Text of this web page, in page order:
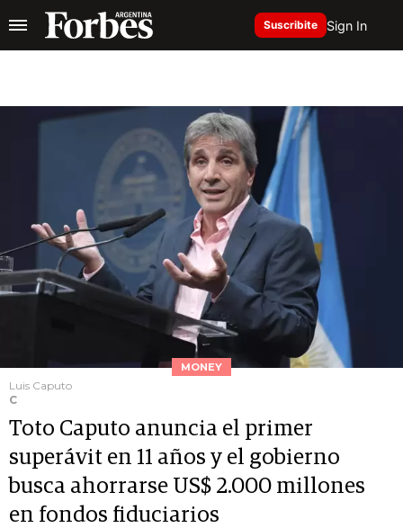
Suscribite Sign In
MONEY
Luis Caputo
C
Toto Caputo anuncia el primer
superávit en 11 años y el gobierno
busca ahorrarse US$ 2.000 millones
en fondos fiduciarios